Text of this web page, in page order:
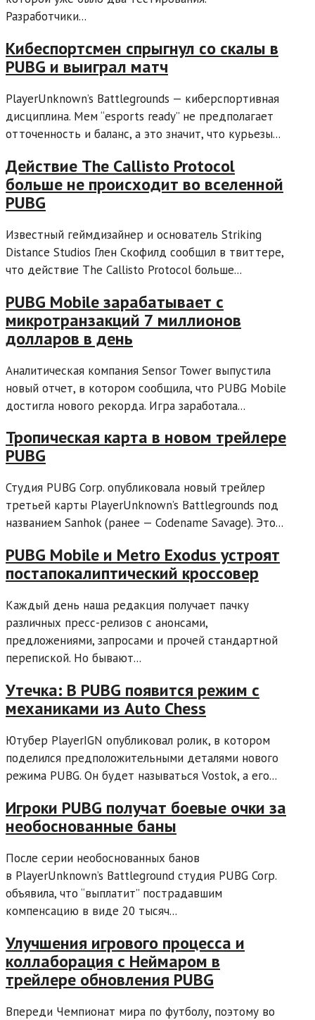
Разработчики...
Кибеспортсмен спрыгнул со скалы в
PUBG и выиграл матч
PlayerUnknown’s Battlegrounds — киберспортивная
дисциплина. Мем “esports ready” не предполагает
отточенность и баланс, а это значит, что курьезы...
Действие The Callisto Protocol
больше не происходит во вселенной
PUBG
Известный геймдизайнер и основатель Striking
Distance Studios Глен Скофилд сообщил в твиттере,
что действие The Callisto Protocol больше...
PUBG Mobile зарабатывает с
микротранзакций 7 миллионов
долларов в день
Аналитическая компания Sensor Tower выпустила
новый отчет, в котором сообщила, что PUBG Mobile
достигла нового рекорда. Игра заработала...
Тропическая карта в новом трейлере
PUBG
Студия PUBG Corp. опубликовала новый трейлер
третьей карты PlayerUnknown’s Battlegrounds под
названием Sanhok (ранее — Codename Savage). Это...
PUBG Mobile и Metro Exodus устроят
постапокалиптический кроссовер
Каждый день наша редакция получает пачку
различных пресс-релизов с анонсами,
предложениями, запросами и прочей стандартной
перепиской. Но бывают...
Утечка: В PUBG появится режим с
механиками из Auto Chess
Ютубер PlayerIGN опубликовал ролик, в котором
поделился предположительными деталями нового
режима PUBG. Он будет называться Vostok, а его...
Игроки PUBG получат боевые очки за
необоснованные баны
После серии необоснованных банов
в PlayerUnknown’s Battleground студия PUBG Corp.
объявила, что “выплатит” пострадавшим
компенсацию в виде 20 тысяч...
Улучшения игрового процесса и
коллаборация с Неймаром в
трейлере обновления PUBG
Впереди Чемпионат мира по футболу, поэтому во